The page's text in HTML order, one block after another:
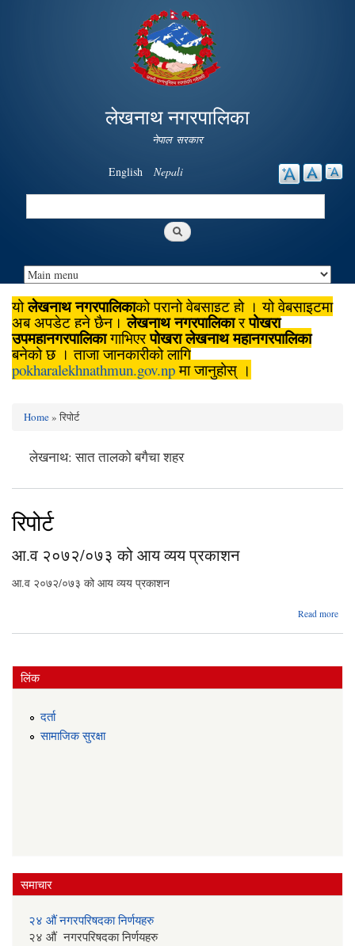
main
content
लेखनाथ नगरपालिका
नेपाल सरकार
English Nepali
Search
योलेखनाथ नगरपालिकाको पुरानो वेबसाइट हो । यो वेबसाइटमा
अब अपडेट हुने छैन।लेखनाथ नगरपालिकारपोखरा
उपमहानगरपालिकागाभिएरपोखरा लेखनाथ महानगरपालिका
बनेको छ । ताजा जानकारीको लागि
pokharalekhnathmun.gov.npमा जानुहोस् ।
Home» रिपोर्ट
लेखनाथ: सात तालको बगैचा शहर
रिपोर्ट
आ.व २०७२/०७३ को आय व्यय प्रकाशन
आ.व २०७२/०७३ को आय व्यय प्रकाशन
Read more
लिंक
दर्ता
सामाजिक सुरक्षा
समाचार
२४ औं नगरपरिषदका निर्णयहरु
२४ औं नगरपरिषदका निर्णयहरु